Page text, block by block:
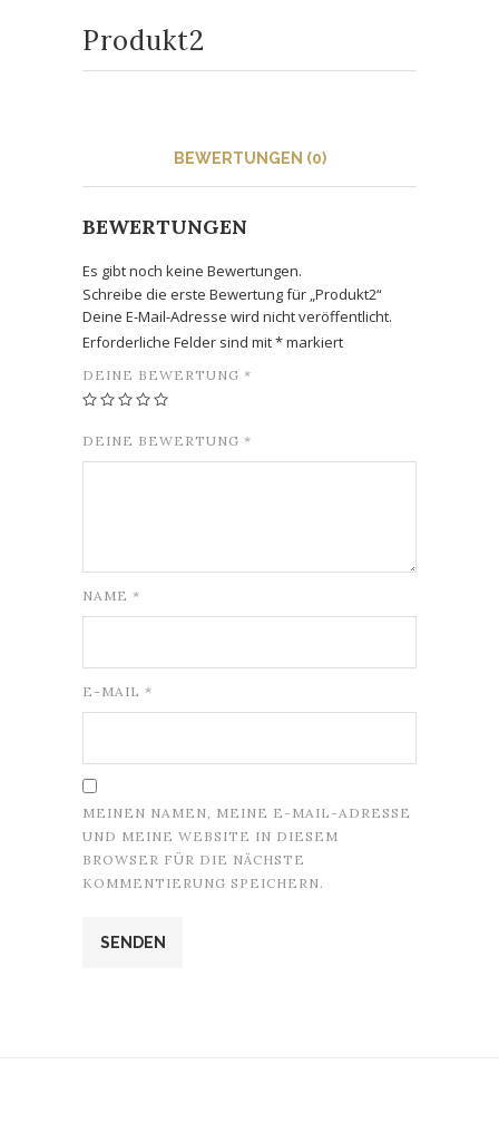
Produkt2
BEWERTUNGEN (0)
BEWERTUNGEN
Es gibt noch keine Bewertungen.
Schreibe die erste Bewertung für „Produkt2“
Deine E-Mail-Adresse wird nicht veröffentlicht.
Erforderliche Felder sind mit*markiert
DEINE BEWERTUNG *
DEINE BEWERTUNG *
NAME *
E-MAIL *
MEINEN NAMEN, MEINE E-MAIL-ADRESSE
UND MEINE WEBSITE IN DIESEM
BROWSER FÜR DIE NÄCHSTE
KOMMENTIERUNG SPEICHERN.